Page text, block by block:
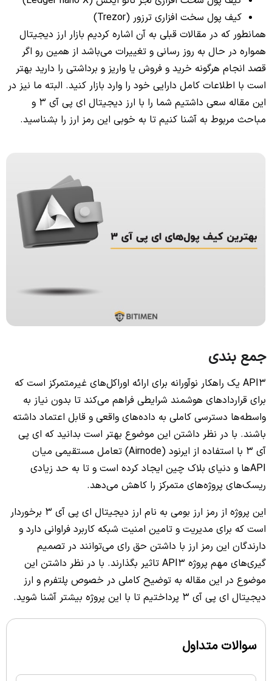
کیف پول سخت افزاری ترزور (Trezor)
همانطور که در مقالات قبلی به آن اشاره کردیم بازار ارز دیجیتال
همواره در حال به روز رسانی و تغییرات می‌باشد از همین رو اگر
قصد انجام هرگونه خرید و فروش یا واریز و برداشتی را دارید بهتر
است با اطلاعات کامل دارایی خود را وارد بازار کنید. البته ما نیز در
این مقاله سعی داشتیم شما را با ارز دیجیتال ای پی آی 3 و
مباحث مربوط به آشنا کنیم تا به خوبی این رمز ارز را بشناسید.
جمع بندی
API3 یک راهکار نوآورانه برای ارائه اوراکل‌های غیرمتمرکز است که
برای قراردادهای هوشمند شرایطی فراهم می‌کند تا بدون نیاز به
واسطه‌ها دسترسی کاملی به داده‌های واقعی و قابل اعتماد داشته
باشند. با در نظر داشتن این موضوع بهتر است بدانید که ای پی
آی 3 با استفاده از ایرنود (Airnode) تعامل مستقیمی میان
APIها و دنیای بلاک چین ایجاد کرده است و تا به حد زیادی
ریسک‌های پروژه‌های متمرکز را کاهش می‌دهد.
این پروژه از رمز ارز بومی به نام ارز دیجیتال ای پی آی 3 برخوردار
است که برای مدیریت و تامین امنیت شبکه کاربرد فراوانی دارد و
دارندگان این رمز ارز با داشتن حق رای می‌توانند در تصمیم
گیری‌های مهم پروژه API3 تاثیر بگذارند. با در نظر داشتن این
موضوع در این مقاله به توضیح کاملی در خصوص پلتفرم و ارز
دیجیتال ای پی آی 3 پرداختیم تا با این پروژه بیشتر آشنا شوید.
سوالات متداول